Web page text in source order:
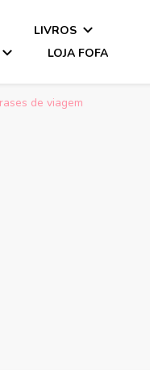
LIVROS
LOJA FOFA
de viagem